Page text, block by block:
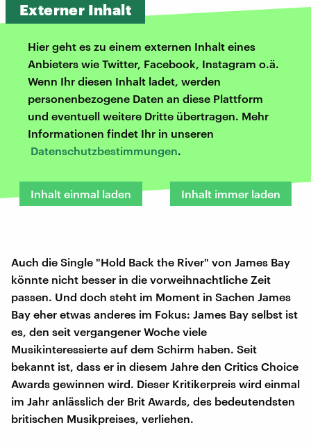
Externer Inhalt
Hier geht es zu einem externen Inhalt eines
Anbieters wie Twitter, Facebook, Instagram o.ä.
Wenn Ihr diesen Inhalt ladet, werden
personenbezogene Daten an diese Plattform
und eventuell weitere Dritte übertragen. Mehr
Informationen findet Ihr in unseren
Datenschutzbestimmungen.
Inhalt einmal laden Inhalt immer laden
Auch die Single "Hold Back the River" von James Bay
könnte nicht besser in die vorweihnachtliche Zeit
passen. Und doch steht im Moment in Sachen James
Bay eher etwas anderes im Fokus: James Bay selbst ist
es, den seit vergangener Woche viele
Musikinteressierte auf dem Schirm haben. Seit
bekannt ist, dass er in diesem Jahre den Critics Choice
Awards gewinnen wird. Dieser Kritikerpreis wird einmal
im Jahr anlässlich der Brit Awards, des bedeutendsten
britischen Musikpreises, verliehen.